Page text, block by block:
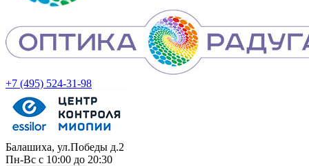
+7 (495) 524-31-98
Балашиха, ул.Победы д.2
Пн-Вс с 10:00 до 20:30